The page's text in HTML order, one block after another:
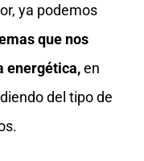
ya podemos
que nos
energética,en
del tipo de